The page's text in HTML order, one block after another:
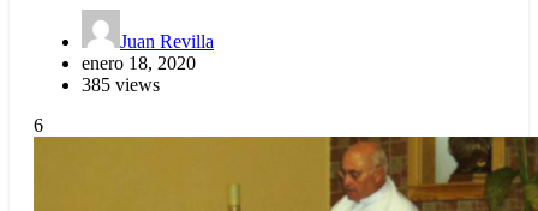
Juan Revilla
enero 18, 2020
385 views
6